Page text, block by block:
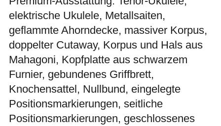
elektrische Ukulele, Metallsaiten,
geflammte Ahorndecke, massiver Korpus,
doppelter Cutaway, Korpus und Hals aus
Mahagoni, Kopfplatte aus schwarzem
Furnier, gebundenes Griffbrett,
Knochensattel, Nullbund, eingelegte
Positionsmarkierungen, seitliche
Positionsmarkierungen, geschlossenes